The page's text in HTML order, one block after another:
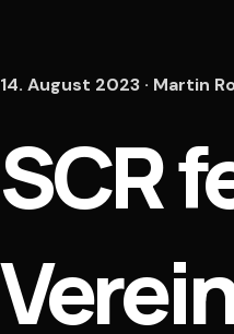
14. August 2023 · Martin
SCR